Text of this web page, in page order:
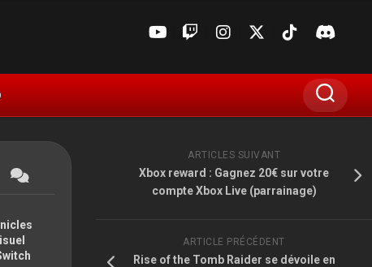
ARTICLES SUIVANT
Xbox reward : Gagnez 20€ sur votre
compte Xbox Live (parrainage)
ARTICLE PRÉCÉDENT
Rise of the Tomb Raider se dévoile en